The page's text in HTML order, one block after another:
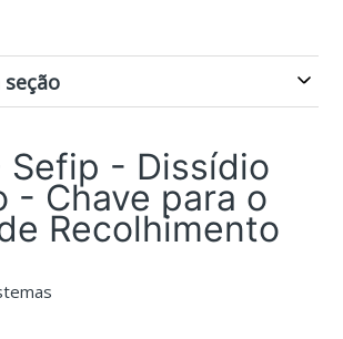
Sefip - Dissídio
- Chave para o
Recolhimento